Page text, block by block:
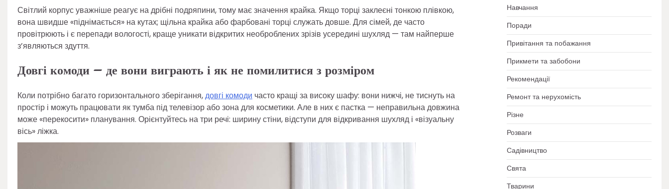
Світлий корпус уважніше реагує на дрібні подряпини, тому має значення крайка. Якщо торці заклеєні тонкою плівкою,
вона швидше «піднімається» на кутах; щільна крайка або фарбовані торці служать довше. Для сімей, де часто
провітрюють і є перепади вологості, краще уникати відкритих необроблених зрізів усередині шухляд — там найперше
з’являються здуття.
Довгі комоди – де вони виграють і як не помилитися з розміром
Коли потрібно багато горизонтального зберігання,довгі комоди часто кращі за високу шафу: вони нижчі, не тиснуть на
простір і можуть працювати як тумба під телевізор або зона для косметики. Але в них є пастка — неправильна довжина
може «перекосити» планування. Орієнтуйтесь на три речі: ширину стіни, відступи для відкривання шухляд і «візуальну
вісь» ліжка.
Навчання
Поради
Привітання та побажання
Прикмети та забобони
Рекомендації
Ремонт та нерухомість
Різне
Розваги
Садівництво
Свята
Тварини